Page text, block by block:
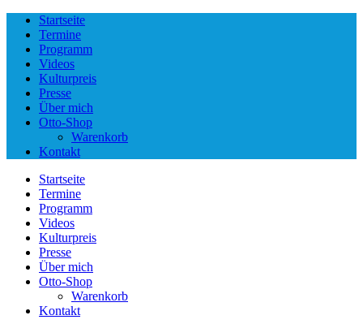
Startseite
Termine
Programm
Videos
Kulturpreis
Presse
Über mich
Otto-Shop
Warenkorb
Kontakt
Startseite
Termine
Programm
Videos
Kulturpreis
Presse
Über mich
Otto-Shop
Warenkorb
Kontakt